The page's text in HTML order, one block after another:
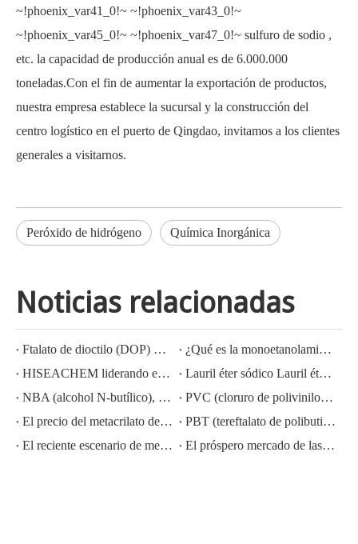
~!phoenix_var41_0!~ ~!phoenix_var43_0!~
~!phoenix_var45_0!~ ~!phoenix_var47_0!~ sulfuro de sodio ,
etc. la capacidad de producción anual es de 6.000.000
toneladas.Con el fin de aumentar la exportación de productos,
nuestra empresa establece la sucursal y la construcción del
centro logístico en el puerto de Qingdao, invitamos a los clientes
generales a visitarnos.
Peróxido de hidrógeno Química Inorgánica
Noticias relacionadas
Ftalato de dioctilo (DOP) CAS NO.:117-81-7
¿Qué es la monoetanolamina (MEA)?
HISEACHEM liderando el camino: Éxito reciente en la exportación de ácido acético, ácido oxálico, ácido sulfúrico, ácido nítrico, soda cáustica, álcali líquido y metabisulfito de sodio de China
Lauril éter sódico Lauril éter sulfato sódico (sles70%/aes 70%) Nº CAS: 68585-34-2sles70%/aes 70%) Nº CAS: 68585-34-2
NBA (alcohol N-butílico), CAS NO.:71-36-3, conocimiento de la industria
PVC (cloruro de polivinilo) CAS NO.:9002-86-2
El precio del metacrilato de metilo MMA CAS 80-62-6 disminuye considerablemente
PBT (tereftalato de polibutileno) CAS NO.26062-94-2
El reciente escenario de mercado del ácido sulfúrico en China: un año en revisión
El próspero mercado de las exportaciones de hidróxido de potasio, hidróxido de sodio y peróxido de hidrógeno de China: una revisión del año pasado